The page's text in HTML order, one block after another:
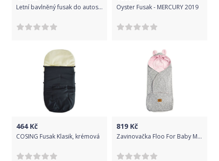
Letní bavlněný fusak do autosedačky s výšivkou, modrý Oyster Fusak - MERCURY 2019
464Kč
COSING Fusak Klasik, krémová
819 Kč
Zavinovačka Floo For Baby Milk Pink 2021